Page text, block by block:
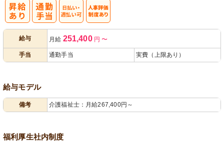
給与 月給 251,400円〜
手当 通勤手当 実費（上限あり）
給与モデル
備考 介護福祉士：月給267,400円～
福利厚生社内制度